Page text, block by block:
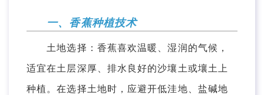
一、香蕉种植技术
土地选择：香蕉喜欢温暖、湿润的气候，
适宜在土层深厚、排水良好的沙壤土或壤土上
种植。在选择土地时，应避开低洼地、盐碱地